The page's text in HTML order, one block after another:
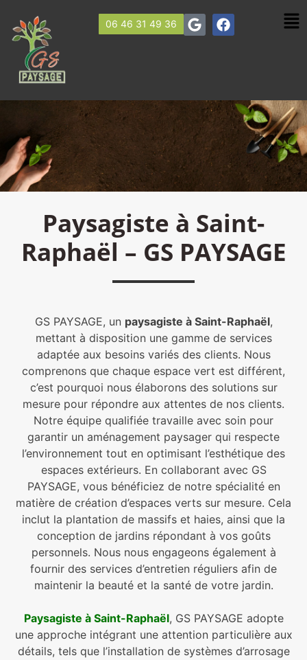
06 46 31 49 36
Paysagiste à Saint-
Raphaël – GS PAYSAGE
GS PAYSAGE, un paysagiste à Saint-Raphaël,
mettant à disposition une gamme de services
adaptée aux besoins variés des clients. Nous
comprenons que chaque espace vert est différent,
c’est pourquoi nous élaborons des solutions sur
mesure pour répondre aux attentes de nos clients.
Notre équipe qualifiée travaille avec soin pour
garantir un aménagement paysager qui respecte
l’environnement tout en optimisant l’esthétique des
espaces extérieurs. En collaborant avec GS
PAYSAGE, vous bénéficiez de notre spécialité en
matière de création d’espaces verts sur mesure. Cela
inclut la plantation de massifs et haies, ainsi que la
conception de jardins répondant à vos goûts
personnels. Nous nous engageons également à
fournir des services d’entretien réguliers afin de
maintenir la beauté et la santé de votre jardin.
Paysagiste à Saint-Raphaël, GS PAYSAGE adopte
une approche intégrant une attention particulière aux
détails, tels que l’installation de systèmes d’arrosage